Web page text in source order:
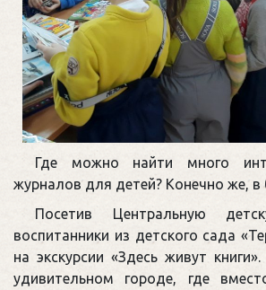
Где можно найти много
журналов для детей? Конечно же, в
Посетив Центральную
воспитанники из детского сада
на экскурсии «Здесь живут
удивительном городе, где